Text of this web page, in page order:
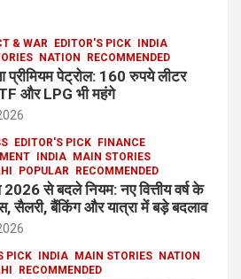
& WAR EDITOR'S PICK
INDIA
NATION RECOMMENDED
प्रीमियम पेट्रोल: 160 रुपये लीटर
और LPG भी महंगे
EDITOR'S PICK
FINANCE
INDIA
MAIN STORIES
POPULAR RECOMMENDED
से बदले नियम: नए वित्तीय वर्ष के
सैलरी, बैंकिंग और यात्रा में बड़े बदलाव
PICK INDIA MAIN STORIES
NATION
RECOMMENDED